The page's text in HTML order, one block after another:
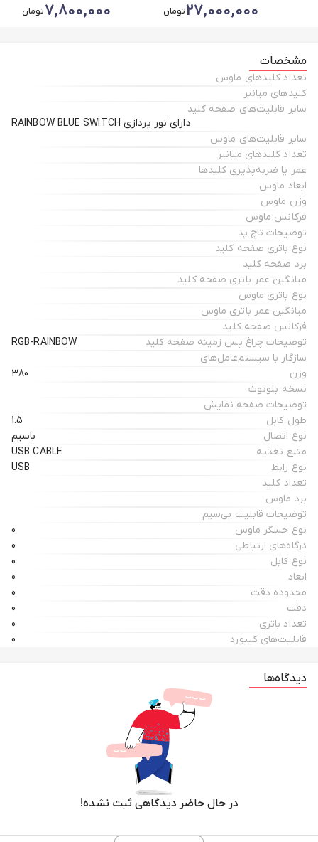
27,000,000تومان 7,800,000تومان
مشخصات
تعداد کلیدهای ماوس
کلیدهای میانبر
سایر قابلیت‌های صفحه کلید
دارای نور پردازی RAINBOW BLUE SWITCH
سایر قابلیت‌های ماوس
تعداد کلیدهای میانبر
عمر یا ضربه‌پذیری کلیدها
ابعاد ماوس
وزن ماوس
فرکانس ماوس
توضیحات تاچ پد
نوع باتری صفحه کلید
برد صفحه کلید
میانگین عمر باتری صفحه کلید
نوع باتری ماوس
میانگین عمر باتری ماوس
فرکانس صفحه کلید
توضیحات چراغ‌ پس زمینه صفحه کلید
RGB-RAINBOW
سازگار با سیستم‌عامل‌های
وزن
380
نسخه بلوتوث
توضیحات صفحه نمایش
طول کابل
1.5
نوع اتصال
باسیم
منبع تغذیه
USB CABLE
نوع رابط
USB
تعداد کلید
برد ماوس
توضیحات قابلیت بی‌سیم
نوع حسگر ماوس
0
درگاه‌های ارتباطی
0
نوع کابل
0
ابعاد
0
محدوده دقت
0
دقت
0
تعداد باتری
0
قابلیت‌های کیبورد
0
دیدگاه‌ها
در حال حاضر دیدگاهی ثبت نشده!